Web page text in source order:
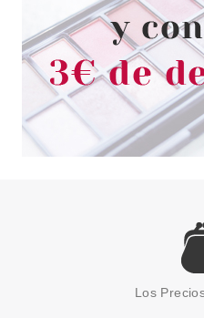
FRESH FEEL
MOUSSEL
Los